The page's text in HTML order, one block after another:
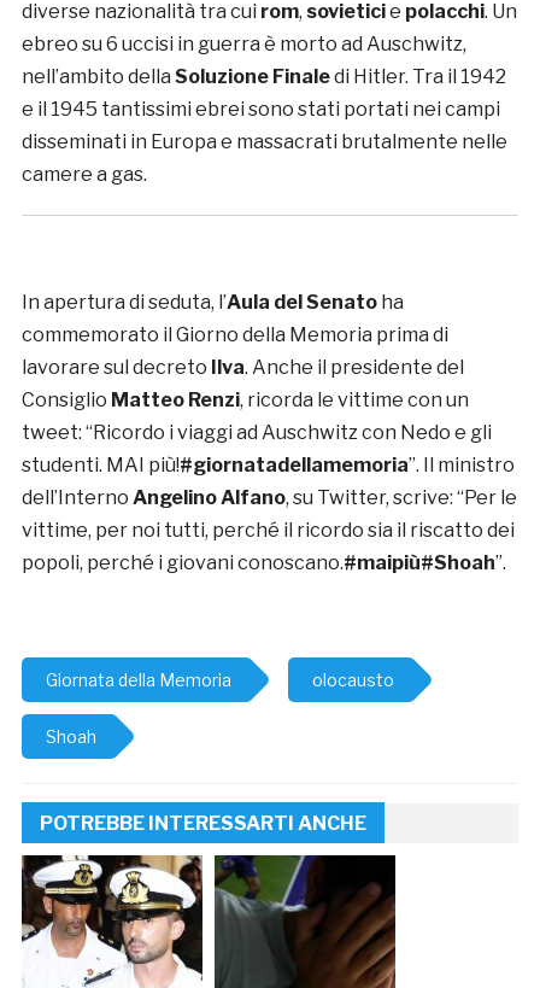
diverse nazionalità tra cui rom, sovieticie polacchi. Un
ebreo su 6 uccisi in guerra è morto ad Auschwitz,
nell’ambito della Soluzione Finaledi Hitler. Tra il 1942
e il 1945 tantissimi ebrei sono stati portati nei campi
disseminati in Europa e massacrati brutalmente nelle
camere a gas.
In apertura di seduta, l’Aula del Senatoha
commemorato il Giorno della Memoria prima di
lavorare sul decreto Ilva. Anche il presidente del
Consiglio Matteo Renzi, ricorda le vittime con un
tweet: “Ricordo i viaggi ad Auschwitz con Nedo e gli
studenti. MAI più!#giornatadellamemoria”. Il ministro
dell’Interno Angelino Alfano, su Twitter, scrive: “Per le
vittime, per noi tutti, perché il ricordo sia il riscatto dei
popoli, perché i giovani conoscano.#maipiù#Shoah”.
Giornata della Memoria olocausto
Shoah
POTREBBE INTERESSARTI ANCHE